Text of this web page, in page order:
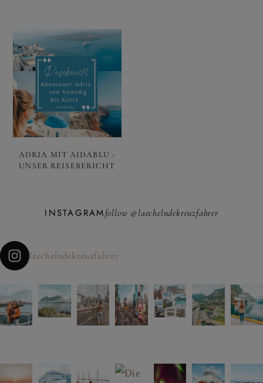
ADRIA MIT AIDABLU -
UNSER REISEBERICHT
INSTAGRAM follow @laechelndekreuzfahrer
laechelndekreuzfahrer